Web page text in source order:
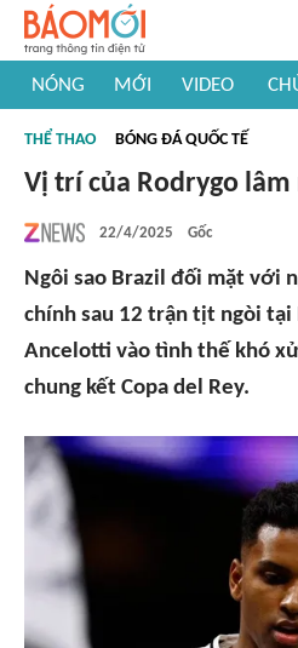
NÓNG MỚI VIDEO
#Khám phá thế giới
THỂ THAO BÓNG ĐÁ QUỐC TẾ
Vị trí của Rodrygo lâm
22/4/2025 Gốc
Ngôi sao Brazil đối mặt với
chính sau 12 trận tịt ngòi tại
Ancelotti vào tình thế khó
chung kết Copa del Rey.